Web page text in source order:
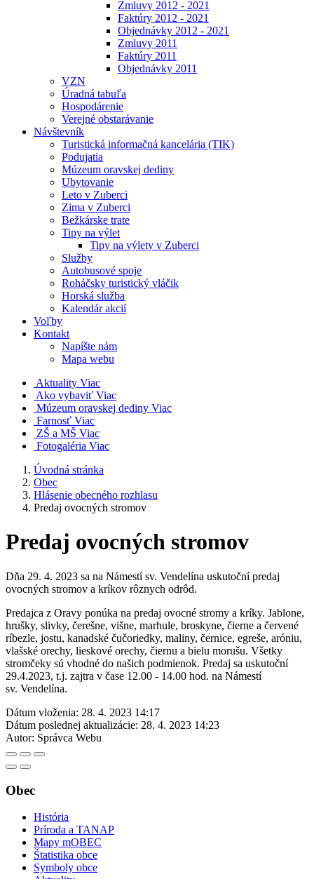
Zmluvy 2012 - 2021
Faktúry 2012 - 2021
Objednávky 2012 - 2021
Zmluvy 2011
Faktúry 2011
Objednávky 2011
VZN
Úradná tabuľa
Hospodárenie
Verejné obstarávanie
Návštevník
Turistická informačná kancelária (TIK)
Podujatia
Múzeum oravskej dediny
Ubytovanie
Leto v Zuberci
Zima v Zuberci
Bežkárske trate
Tipy na výlet
Tipy na výlety v Zuberci
Služby
Autobusové spoje
Roháčsky turistický vláčik
Horská služba
Kalendár akcií
Voľby
Kontakt
Napíšte nám
Mapa webu
Aktuality Viac
Ako vybaviť Viac
Múzeum oravskej dediny Viac
Farnosť Viac
ZŠ a MŠ Viac
Fotogaléria Viac
Úvodná stránka
Obec
Hlásenie obecného rozhlasu
Predaj ovocných stromov
Predaj ovocných stromov
Dňa 29. 4. 2023 sa na Námestí sv. Vendelína uskutoční predaj
ovocných stromov a kríkov rôznych odrôd.
Predajca z Oravy ponúka na predaj ovocné stromy a kríky. Jablone,
hrušky, slivky, čerešne, višne, marhule, broskyne, čierne a červené
ríbezle, jostu, kanadské čučoriedky, maliny, černice, egreše, aróniu,
vlašské orechy, lieskové orechy, čiernu a bielu morušu. Všetky
stromčeky sú vhodné do našich podmienok. Predaj sa uskutoční
29.4.2023, t.j. zajtra v čase 12.00 - 14.00 hod. na Námestí
sv. Vendelína.
Dátum vloženia: 28. 4. 2023 14:17
Dátum poslednej aktualizácie: 28. 4. 2023 14:23
Autor: Správca Webu
Obec
História
Príroda a TANAP
Mapy mOBEC
Štatistika obce
Symboly obce